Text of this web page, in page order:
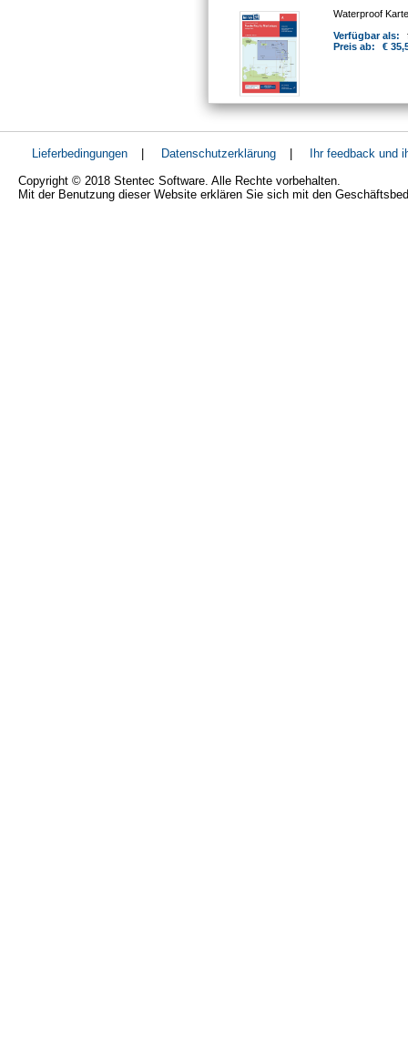
Waterproof
Verfügbar als:
Preis ab:
€
Lieferbedingungen | Datenschutzerklärung |
Ihr feedback und
Copyright © 2018 Stentec Software. Alle Rechte vorbehalten.
Mit der Benutzung dieser Website erklären Sie sich mit den